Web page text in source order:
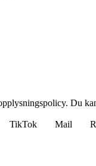
Du
TikTok Mail